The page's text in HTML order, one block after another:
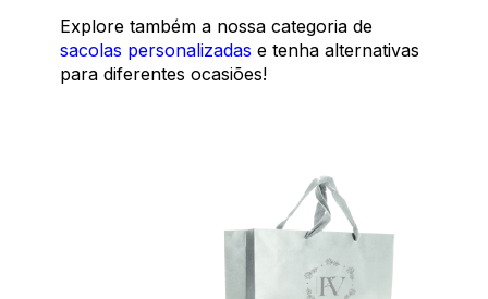
Explore também a nossa categoria de
sacolas personalizadas e tenha alternativas
para diferentes ocasiões!